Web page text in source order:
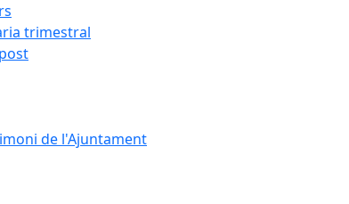
trimestral
de l'Ajuntament